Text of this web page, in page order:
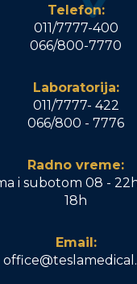
Telefon:
011/7777-400
066/800-7770
Laboratorija:
011/7777- 422
066/800 - 7776
Radno vreme:
i subotom 08 -
18h
Email: